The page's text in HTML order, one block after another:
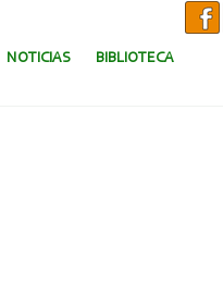
NOTICIAS BIBLIOTECA